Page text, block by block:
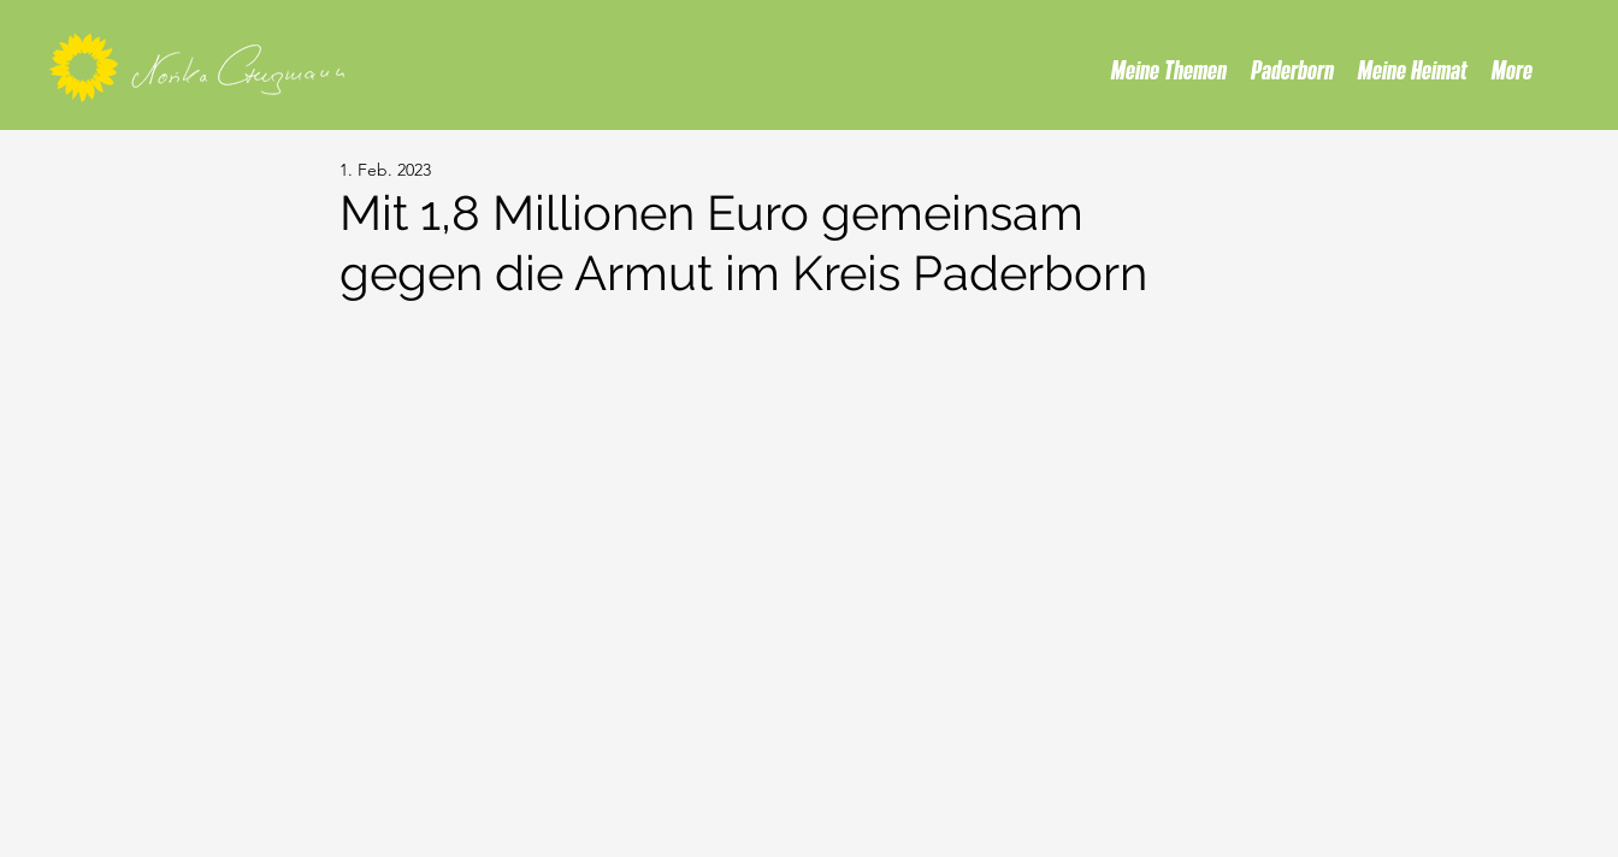
Meine Themen Paderborn Meine Heimat More
Mit 1,8 Millionen Euro gemeinsam
gegen die Armut im Kreis Paderborn
1. Feb. 2023